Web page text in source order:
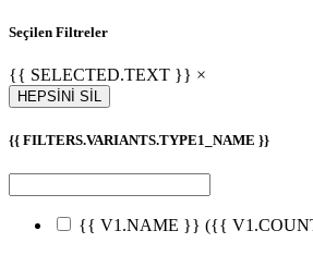
Seçilen Filtreler
{{ SELECTED.TEXT }} ×
HEPSİNİ SİL
{{ FILTERS.VARIANTS.TYPE1_NAME }}
{{ V1.NAME }} ({{